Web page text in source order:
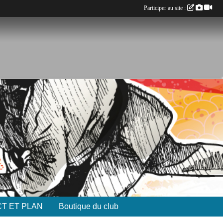
ET PLAN Boutique du club
Participer au site :